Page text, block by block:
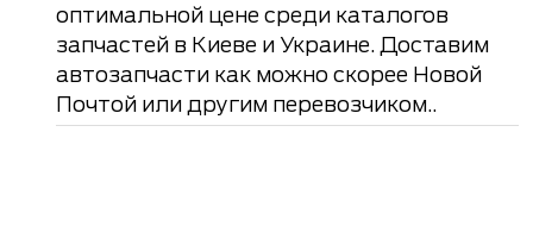
оптимальной цене среди каталогов
запчастей в Киеве и Украине. Доставим
автозапчасти как можно скорее Новой
Почтой или другим перевозчиком..